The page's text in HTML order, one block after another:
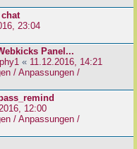
23:04
Panel...
« 11.12.2016, 14:21
/ Anpassungen /
12:00
/ Anpassungen /